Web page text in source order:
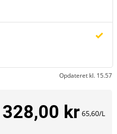
Opdateret kl. 15.57
328,00 kr 65,60/L